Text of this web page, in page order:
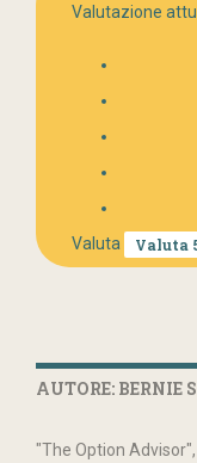
Valutazione
Valuta
AUTORE: BERNIE
"The Option